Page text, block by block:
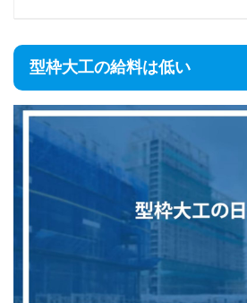
型枠大工の給料は低い